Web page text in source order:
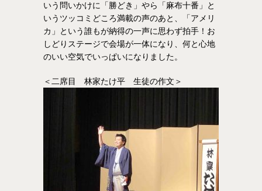
いう問いかけに「勝どき」やら「麻布十番」と
いうツッコミどころ満載の声のあと、「アメリ
カ」という誰もが納得の一声に思わず拍手！お
しどりステージで会場が一体になり、何と心地
のいい空気でいっぱいになりました。
＜二席目 林家たけ平 生徒の作文＞